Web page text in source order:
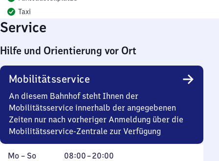
Taxi
Service
Hilfe und Orientierung vor Ort
Mobilitätsservice
An diesem Bahnhof steht Ihnen der
Mobilitätsservice innerhalb der angegebenen
Zeiten nur nach vorheriger Anmeldung über die
Mobilitätsservice-Zentrale zur Verfügung
Montag
Mo – So, 08:00–20:00
Von